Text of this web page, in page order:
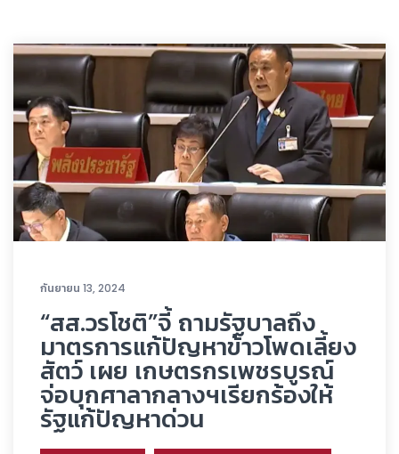
กันยายน 13, 2024
“สส.วรโชติ”จี้ ถามรัฐบาลถึง
มาตรการแก้ปัญหาข้าวโพดเลี้ยง
สัตว์ เผย เกษตรกรเพชรบูรณ์
จ่อบุกศาลากลางฯเรียกร้องให้
รัฐแก้ปัญหาด่วน